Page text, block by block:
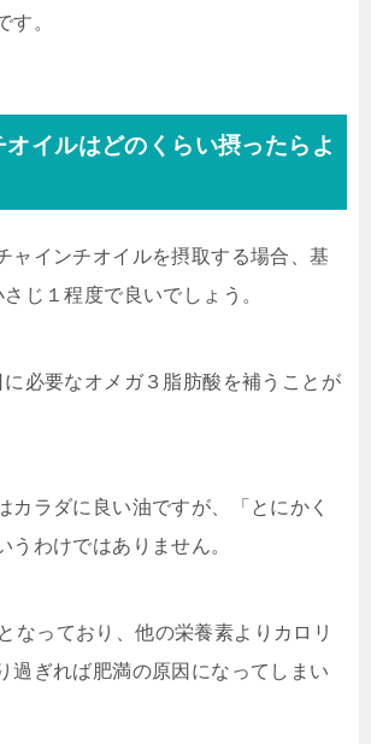
す。
イルはどのくらい摂ったらよ
ャインチオイルを摂取する場合、基
じ１程度で良いでしょう。
必要なオメガ３脂肪酸を補うことが
カラダに良い油ですが、「とにかく
うわけではありません。
なっており、他の栄養素よりカロリ
過ぎれば肥満の原因になってしまい